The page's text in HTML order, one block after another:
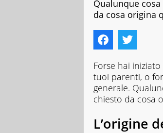
Qualunque
da cosa origina
Forse hai
tuoi parenti, o
generale.
chiesto da cosa
L’origine